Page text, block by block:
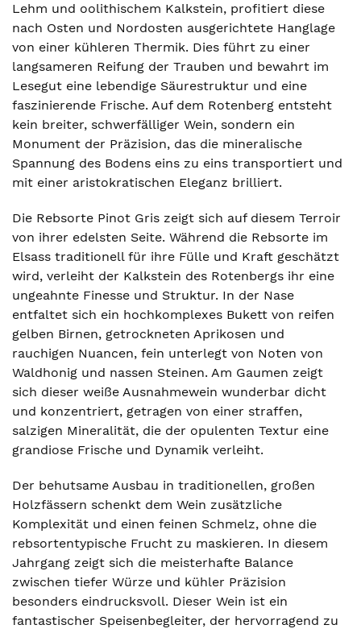
Lehm und oolithischem Kalkstein, profitiert diese
nach Osten und Nordosten ausgerichtete Hanglage
von einer kühleren Thermik. Dies führt zu einer
langsameren Reifung der Trauben und bewahrt im
Lesegut eine lebendige Säurestruktur und eine
faszinierende Frische. Auf dem Rotenberg entsteht
kein breiter, schwerfälliger Wein, sondern ein
Monument der Präzision, das die mineralische
Spannung des Bodens eins zu eins transportiert und
mit einer aristokratischen Eleganz brilliert.
Die Rebsorte Pinot Gris zeigt sich auf diesem Terroir
von ihrer edelsten Seite. Während die Rebsorte im
Elsass traditionell für ihre Fülle und Kraft geschätzt
wird, verleiht der Kalkstein des Rotenbergs ihr eine
ungeahnte Finesse und Struktur. In der Nase
entfaltet sich ein hochkomplexes Bukett von reifen
gelben Birnen, getrockneten Aprikosen und
rauchigen Nuancen, fein unterlegt von Noten von
Waldhonig und nassen Steinen. Am Gaumen zeigt
sich dieser weiße Ausnahmewein wunderbar dicht
und konzentriert, getragen von einer straffen,
salzigen Mineralität, die der opulenten Textur eine
grandiose Frische und Dynamik verleiht.
Der behutsame Ausbau in traditionellen, großen
Holzfässern schenkt dem Wein zusätzliche
Komplexität und einen feinen Schmelz, ohne die
rebsortentypische Frucht zu maskieren. In diesem
Jahrgang zeigt sich die meisterhafte Balance
zwischen tiefer Würze und kühler Präzision
besonders eindrucksvoll. Dieser Wein ist ein
fantastischer Speisenbegleiter, der hervorragend zu